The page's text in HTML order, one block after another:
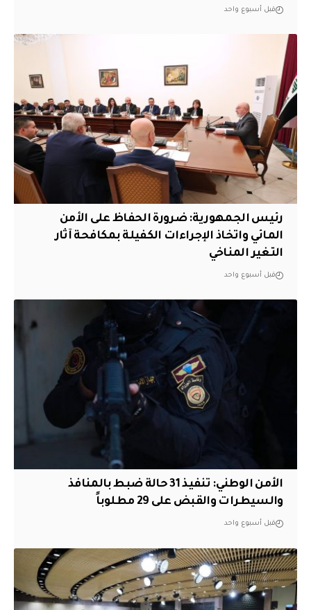
قبل أسبوع واحد
رئيس الجمهورية: ضرورة الحفاظ على الأمن
المائي واتخاذ الإجراءات الكفيلة بمكافحة آثار
التغير المناخي
قبل أسبوع واحد
الأمن الوطني: تنفيذ 31 حالة ضبط بالمنافذ
والسيطرات والقبض على 29 مطلوباً
قبل أسبوع واحد